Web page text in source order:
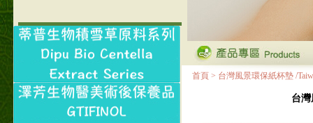
NT$320(RMB￥71.00)
首頁 > 台灣風景環保紙杯墊 /
台灣